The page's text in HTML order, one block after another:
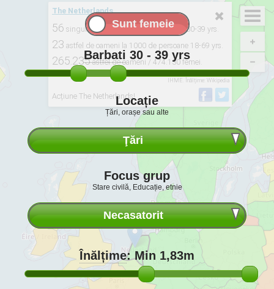
The Netherlands
56 singur bărbaţi la 100 femei singure. 30-39 yrs.
23 astfel de oameni la 1000 de persoane 18-69 yrs.
265.235astfel de oameni / 474.130 femei.
Derivat de la: 2015, UNPD. ONU World Data Căsătoria 2012
IHME. Înălțime: Wikipedia
Acțiune The Netherlands!
Barbati 30 - 39 yrs
Locație
Țări, orașe sau alte
Ţări
Focus grup
Stare civilă, Educație, etnie
Necasatorit
Înălțime:Min 1,83m